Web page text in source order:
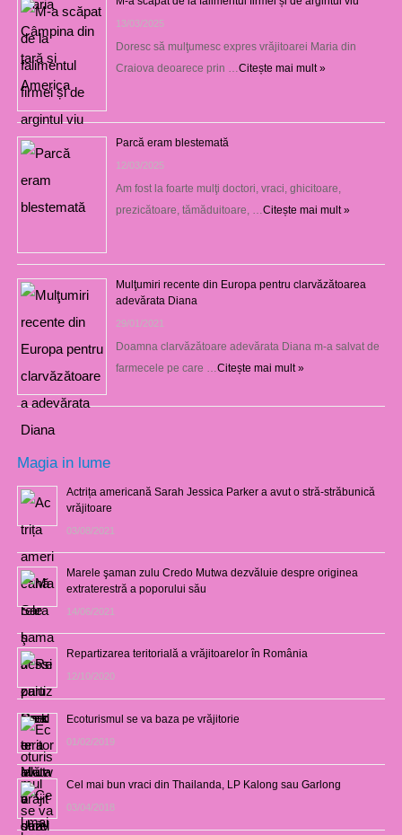
13/03/2025
Doresc să mulţumesc expres vrăjitoarei Maria din
Craiova deoarece prin … Citește mai mult »
Parcă eram blestemată
12/03/2025
Am fost la foarte mulţi doctori, vraci, ghicitoare,
prezicătoare, tămăduitoare, … Citește mai mult »
Mulţumiri recente din Europa pentru clarvăzătoarea
adevărata Diana
29/01/2021
Doamna clarvăzătoare adevărata Diana m-a salvat de
farmecele pe care … Citește mai mult »
Magia in lume
Actrița americană Sarah Jessica Parker a avut o stră-străbunică
vrăjitoare
03/08/2021
Marele şaman zulu Credo Mutwa dezvăluie despre originea
extraterestră a poporului său
14/06/2021
Repartizarea teritorială a vrăjitoarelor în România
12/10/2020
Ecoturismul se va baza pe vrăjitorie
01/02/2019
Cel mai bun vraci din Thailanda, LP Kalong sau Garlong
03/04/2018